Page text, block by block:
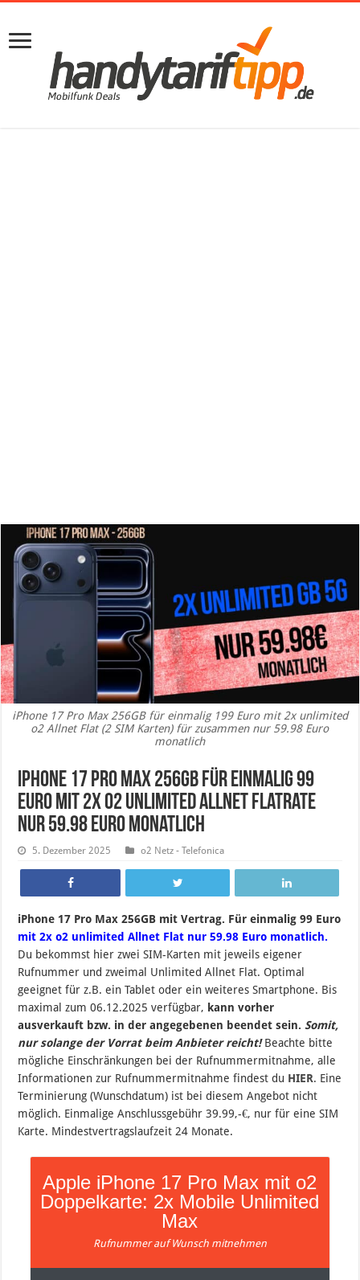
iPhone 17 Pro Max 256GB für einmalig 199 Euro mit 2x unlimited
o2 Allnet Flat (2 SIM Karten) für zusammen nur 59.98 Euro
monatlich
iPhone 17 Pro Max 256GB für einmalig 99
Euro mit 2x o2 unlimited Allnet Flatrate
nur 59.98 Euro monatlich
5. Dezember 2025 o2 Netz - Telefonica
iPhone 17 Pro Max 256GB mit Vertrag. Für einmalig 99 Euro
mit 2x o2 unlimited Allnet Flat nur 59.98 Euro monatlich.
Du bekommst hier zwei SIM-Karten mit jeweils eigener
Rufnummer und zweimal Unlimited Allnet Flat. Optimal
geeignet für z.B. ein Tablet oder ein weiteres Smartphone. Bis
maximal zum 06.12.2025 verfügbar, kann vorher
ausverkauft bzw. in der angegebenen beendet sein. Somit,
nur solange der Vorrat beim Anbieter reicht!Beachte bitte
mögliche Einschränkungen bei der Rufnummermitnahme, alle
Informationen zur Rufnummermitnahme findest du HIER. Eine
Terminierung (Wunschdatum) ist bei diesem Angebot nicht
möglich. Einmalige Anschlussgebühr 39.99,-€, nur für eine SIM
Karte. Mindestvertragslaufzeit 24 Monate.
Apple iPhone 17 Pro Max mit o2
Doppelkarte: 2x Mobile Unlimited
Max
Rufnummer auf Wunsch mitnehmen